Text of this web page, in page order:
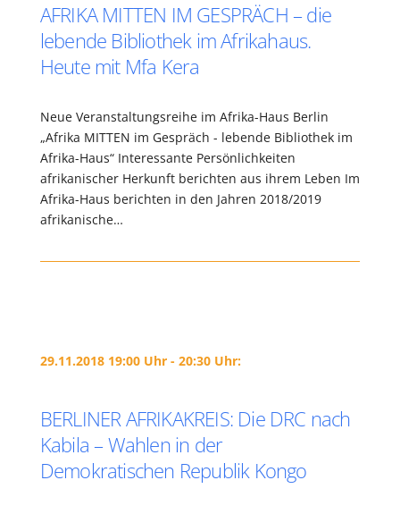
AFRIKA MITTEN IM GESPRÄCH – die
lebende Bibliothek im Afrikahaus.
Heute mit Mfa Kera
Neue Veranstaltungsreihe im Afrika-Haus Berlin
„Afrika MITTEN im Gespräch - lebende Bibliothek im
Afrika-Haus“ Interessante Persönlichkeiten
afrikanischer Herkunft berichten aus ihrem Leben Im
Afrika-Haus berichten in den Jahren 2018/2019
afrikanische…
29.11.2018 19:00 Uhr - 20:30 Uhr:
BERLINER AFRIKAKREIS: Die DRC nach
Kabila – Wahlen in der
Demokratischen Republik Kongo